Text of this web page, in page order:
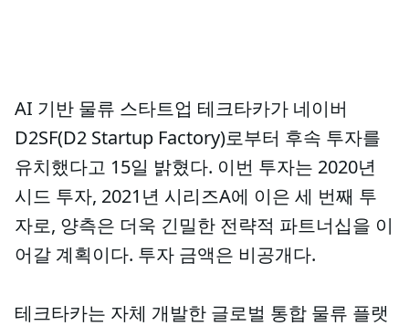
AI 기반 물류 스타트업 테크타카가 네이버
D2SF(D2 Startup Factory)로부터 후속 투자를
유치했다고 15일 밝혔다. 이번 투자는 2020년
시드 투자, 2021년 시리즈A에 이은 세 번째 투
자로, 양측은 더욱 긴밀한 전략적 파트너십을 이
어갈 계획이다. 투자 금액은 비공개다.
테크타카는 자체 개발한 글로벌 통합 물류 플랫